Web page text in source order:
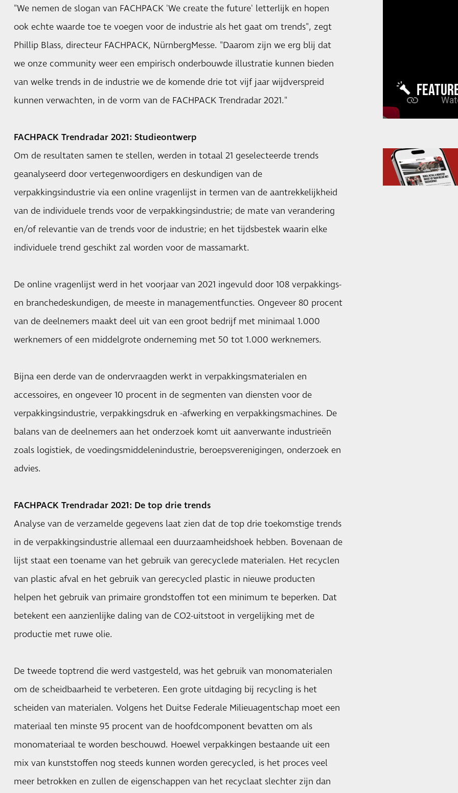
"We nemen de slogan van FACHPACK 'We create the future' letterlijk en hopen
ook echte waarde toe te voegen voor de industrie als het gaat om trends", zegt
Phillip Blass, directeur FACHPACK, NürnbergMesse. "Daarom zijn we erg blij dat
we onze community weer een empirisch onderbouwde illustratie kunnen bieden
van welke trends in de industrie we de komende drie tot vijf jaar wijdverspreid
kunnen verwachten, in de vorm van de FACHPACK Trendradar 2021."
FACHPACK Trendradar 2021: Studieontwerp
Om de resultaten samen te stellen, werden in totaal 21 geselecteerde trends
geanalyseerd door vertegenwoordigers en deskundigen van de
verpakkingsindustrie via een online vragenlijst in termen van de aantrekkelijkheid
van de individuele trends voor de verpakkingsindustrie; de mate van verandering
en/of relevantie van de trends voor de industrie; en het tijdsbestek waarin elke
individuele trend geschikt zal worden voor de massamarkt.
De online vragenlijst werd in het voorjaar van 2021 ingevuld door 108 verpakkings-
en branchedeskundigen, de meeste in managementfuncties. Ongeveer 80 procent
van de deelnemers maakt deel uit van een groot bedrijf met minimaal 1.000
werknemers of een middelgrote onderneming met 50 tot 1.000 werknemers.
Bijna een derde van de ondervraagden werkt in verpakkingsmaterialen en
accessoires, en ongeveer 10 procent in de segmenten van diensten voor de
verpakkingsindustrie, verpakkingsdruk en -afwerking en verpakkingsmachines. De
balans van de deelnemers aan het onderzoek komt uit aanverwante industrieën
zoals logistiek, de voedingsmiddelenindustrie, beroepsverenigingen, onderzoek en
advies.
FACHPACK Trendradar 2021: De top drie trends
Analyse van de verzamelde gegevens laat zien dat de top drie toekomstige trends
in de verpakkingsindustrie allemaal een duurzaamheidshoek hebben. Bovenaan de
lijst staat een toename van het gebruik van gerecyclede materialen. Het recyclen
van plastic afval en het gebruik van gerecycled plastic in nieuwe producten
helpen het gebruik van primaire grondstoffen tot een minimum te beperken. Dat
betekent een aanzienlijke daling van de CO2-uitstoot in vergelijking met de
productie met ruwe olie.
De tweede toptrend die werd vastgesteld, was het gebruik van monomaterialen
om de scheidbaarheid te verbeteren. Een grote uitdaging bij recycling is het
scheiden van materialen. Volgens het Duitse Federale Milieuagentschap moet een
materiaal ten minste 95 procent van de hoofdcomponent bevatten om als
monomateriaal te worden beschouwd. Hoewel verpakkingen bestaande uit een
mix van kunststoffen nog steeds kunnen worden gerecycled, is het proces veel
meer betrokken en zullen de eigenschappen van het recyclaat slechter zijn dan